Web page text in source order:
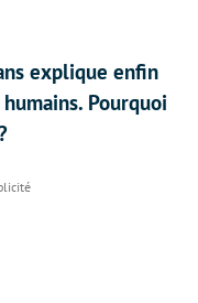
explique enfin
Pourquoi